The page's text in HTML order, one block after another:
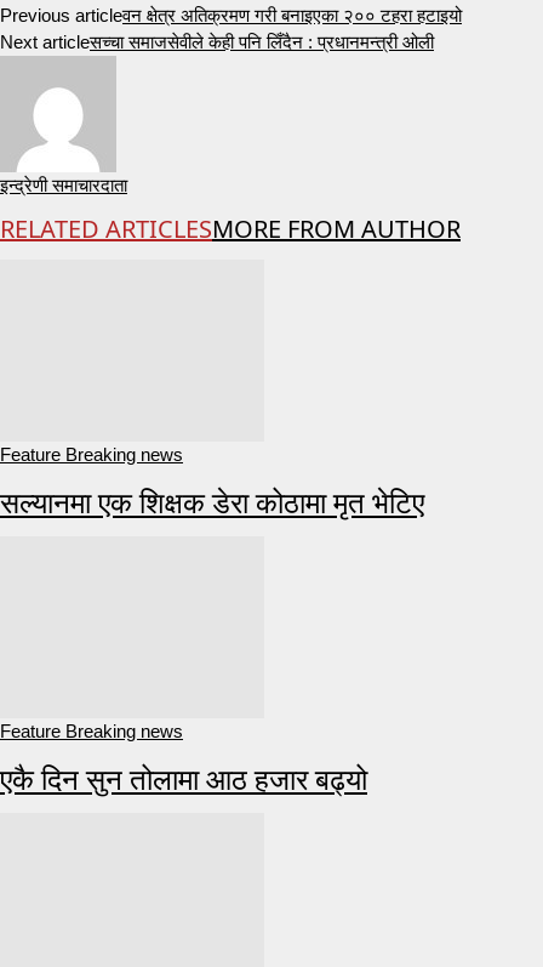
Previous articleवन क्षेत्र अतिक्रमण गरी बनाइएका २०० टहरा हटाइयो
Next articleसच्चा समाजसेवीले केही पनि लिँदैन : प्रधानमन्त्री ओली
इन्द्रेणी समाचारदाता
RELATED ARTICLESMORE FROM AUTHOR
Feature Breaking news
सल्यानमा एक शिक्षक डेरा कोठामा मृत भेटिए
Feature Breaking news
एकै दिन सुन तोलामा आठ हजार बढ्यो